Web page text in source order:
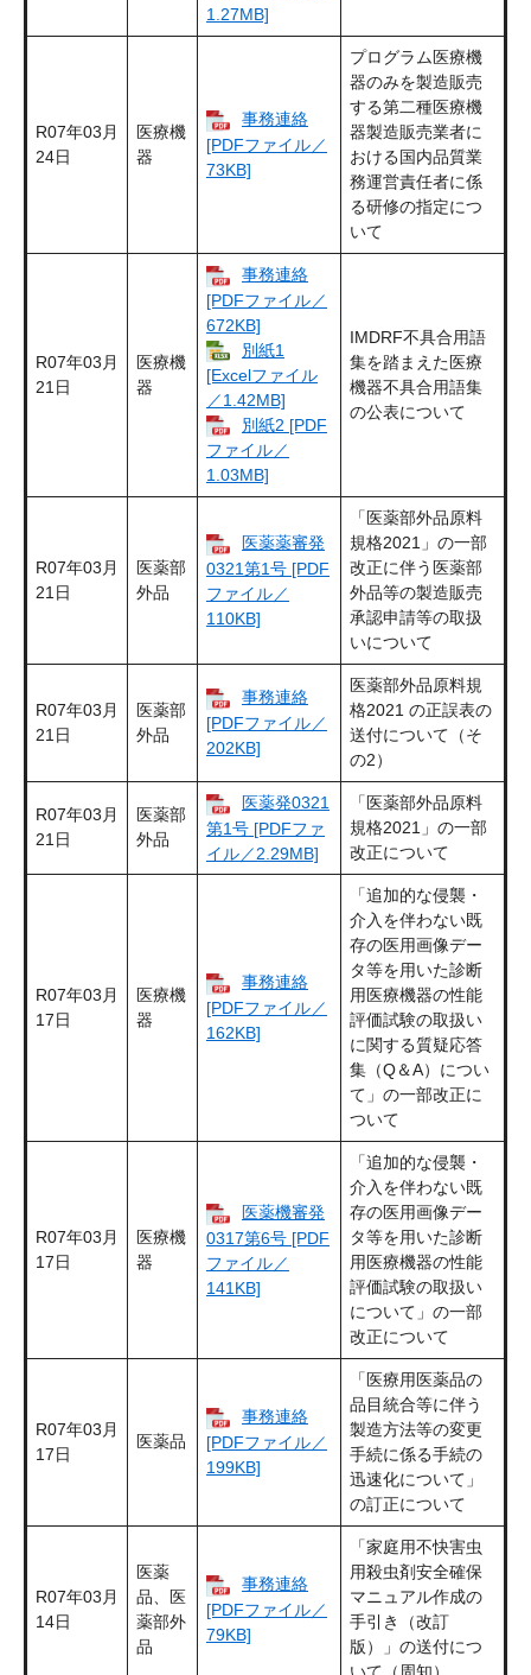
1.27MB]
R07年03月
24日
医療機
器
事務連絡
[PDFファイル／
73KB]
プログラム医療機
器のみを製造販売
する第二種医療機
器製造販売業者に
おける国内品質業
務運営責任者に係
る研修の指定につ
いて
R07年03月
21日
医療機
器
事務連絡
[PDFファイル／
672KB]
別紙1
[Excelファイル
／1.42MB]
別紙2 [PDF
ファイル／
1.03MB]
IMDRF不具合用語
集を踏まえた医療
機器不具合用語集
の公表について
R07年03月
21日
医薬部
外品
医薬薬審発
0321第1号 [PDF
ファイル／
110KB]
「医薬部外品原料
規格2021」の一部
改正に伴う医薬部
外品等の製造販売
承認申請等の取扱
いについて
R07年03月
21日
医薬部
外品
事務連絡
[PDFファイル／
202KB]
医薬部外品原料規
格2021 の正誤表の
送付について（そ
の2）
R07年03月
21日
医薬部
外品
医薬発0321
第1号 [PDFファ
イル／2.29MB]
「医薬部外品原料
規格2021」の一部
改正について
R07年03月
17日
医療機
器
事務連絡
[PDFファイル／
162KB]
「追加的な侵襲・
介入を伴わない既
存の医用画像デー
タ等を用いた診断
用医療機器の性能
評価試験の取扱い
に関する質疑応答
集（Q＆A）につい
て」の一部改正に
ついて
R07年03月
17日
医療機
器
医薬機審発
0317第6号 [PDF
ファイル／
141KB]
「追加的な侵襲・
介入を伴わない既
存の医用画像デー
タ等を用いた診断
用医療機器の性能
評価試験の取扱い
について」の一部
改正について
R07年03月
17日
医薬品
事務連絡
[PDFファイル／
199KB]
「医療用医薬品の
品目統合等に伴う
製造方法等の変更
手続に係る手続の
迅速化について」
の訂正について
R07年03月
14日
医薬
品、医
薬部外
品
事務連絡
[PDFファイル／
79KB]
「家庭用不快害虫
用殺虫剤安全確保
マニュアル作成の
手引き（改訂
版）」の送付につ